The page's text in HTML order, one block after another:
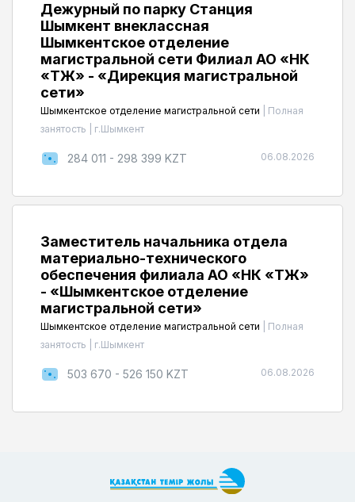
Дежурный по парку Станция
Шымкент внеклассная
Шымкентское отделение
магистральной сети Филиал АО «НК
«ҚТЖ» - «Дирекция магистральной
сети»
Шымкентское отделение магистральной сети
Полная
занятость
г.Шымкент
284 011 - 298 399 KZT 06.08.2026
Заместитель начальника отдела
материально-технического
обеспечения филиала АО «НК «ҚТЖ»
- «Шымкентское отделение
магистральной сети»
Шымкентское отделение магистральной сети
Полная
занятость
г.Шымкент
503 670 - 526 150 KZT 06.08.2026